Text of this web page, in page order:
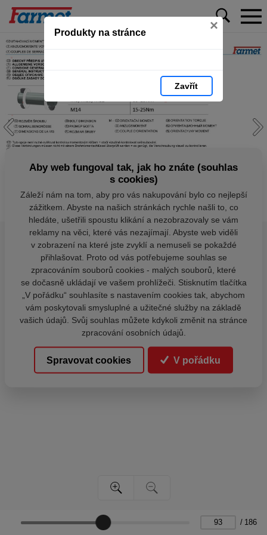
Produkty na stránce ×
Zavřít
/ 186
Aby web fungoval tak, jak ho znáte (souhlas
s cookies)
Záleží nám na tom, aby pro vás nakupování bylo co nejlepší
zážitkem. Abyste na našich stránkách rychle našli to, co
hledáte, ušetřili spoustu klikání a nezobrazovaly se vám
reklamy na věci, které vás nezajímají. Abyste web viděli
v zobrazení na které jste zvyklí a nemuseli se pokaždé
přihlašovat. Proto od vás potřebujeme souhlas se
zpracováním souborů cookies - malých souborů, které
se dočasně ukládají ve vašem prohlížeči. Stisknutím tlačítka
„V pořádku“ souhlasíte s nastavením cookies tak, abychom
vám poskytovali smysluplné a užitečné služby na základě
vašich údajů. Svůj souhlas můžete kdykoli změnit na stránce
zpracování osobních údajů.
Spravovat cookies V pořádku